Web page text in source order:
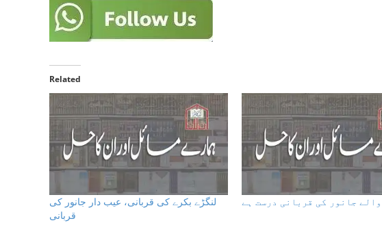
Related
لنگڑے بکرے کی قربانی، عیب دار جانور کی
قربانی
جانور کی قربانی درست ہے